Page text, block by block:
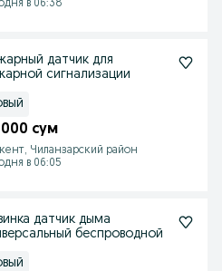
в 06:38
датчик для
сигнализации
сум
Чиланзарский район
в 06:05
датчик дыма
беспроводной